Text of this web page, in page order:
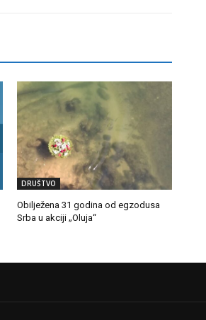
DRUŠTVO
Obilježena 31 godina od egzodusa
Srba u akciji „Oluja“